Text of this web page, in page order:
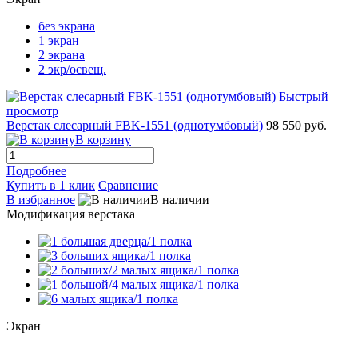
без экрана
1 экран
2 экрана
2 экр/освещ.
Быстрый
просмотр
Верстак слесарный FBK-1551 (однотумбовый) 98 550 руб.
В корзину
Подробнее
Купить в 1 клик Сравнение
В избранное
В наличии
Модификация верстака
Экран